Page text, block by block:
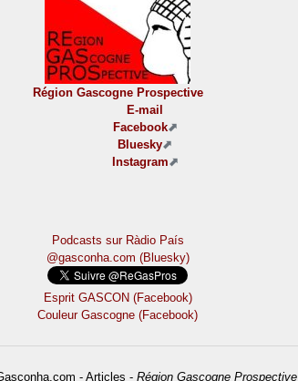
Région Gascogne Prospective
E-mail
Facebook
Bluesky
Instagram
Podcasts sur Ràdio País
@gasconha.com (Bluesky)
Esprit GASCON (Facebook)
Couleur Gascogne (Facebook)
- Articles - Région Gascogne Prospective